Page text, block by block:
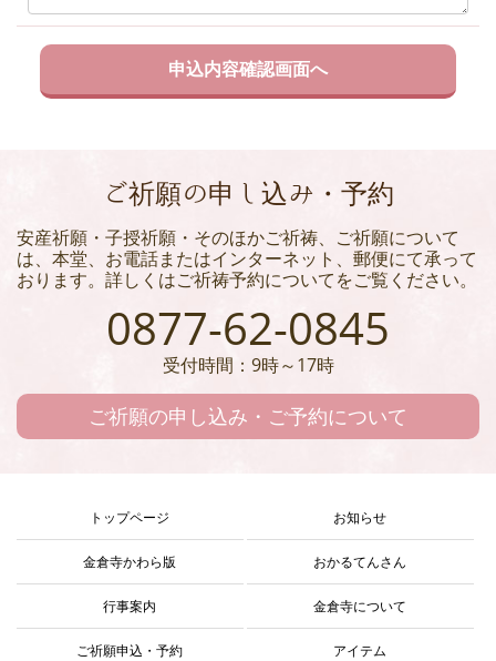
ご祈願の申し込み・予約
安産祈願・子授祈願・そのほかご祈祷、ご祈願について
は、本堂、お電話またはインターネット、郵便にて承って
おります。詳しくはご祈祷予約についてをご覧ください。
0877-62-0845
受付時間：9時～17時
ご祈願の申し込み・ご予約について
トップページ お知らせ
金倉寺かわら版 おかるてんさん
行事案内 金倉寺について
ご祈願申込・予約 アイテム